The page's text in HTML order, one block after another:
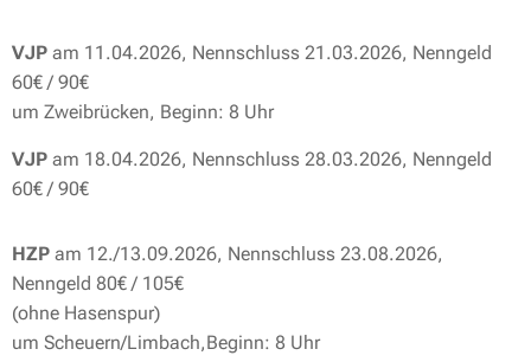
VJP am 11.04.2026, Nennschluss 21.03.2026, Nenngeld
60€ / 90€
um Zweibrücken, Beginn: 8 Uhr
VJP am 18.04.2026, Nennschluss 28.03.2026, Nenngeld
60€ / 90€
HZP am 12./13.09.2026, Nennschluss 23.08.2026,
Nenngeld 80€ / 105€
(ohne Hasenspur)
um Scheuern/Limbach,Beginn: 8 Uhr